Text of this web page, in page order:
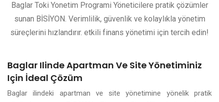
Baglar Toki Yonetim Programi Yöneticilere pratik çözümler
sunan BİSİYON. Verimlilik, güvenlik ve kolaylıkla yönetim
süreçlerini hızlandırır. etkili finans yönetimi için tercih edin!
Baglar Ilinde Apartman Ve Site Yönetiminiz
Için İdeal Çözüm
Baglar ilindeki apartman ve site yönetimine yönelik pratik